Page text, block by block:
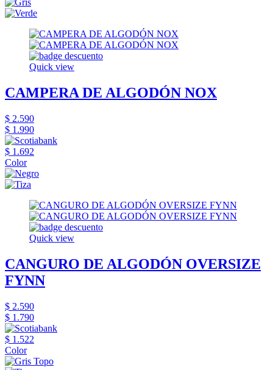
Quick view
CAMPERA DE ALGODÓN NOX
$ 2.590
$ 1.990
$ 1.692
Color
Quick view
CANGURO DE ALGODÓN OVERSIZE
FYNN
$ 2.590
$ 1.790
$ 1.522
Color